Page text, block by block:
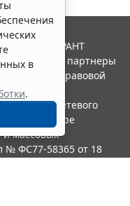
в
.
Система ГАРАНТ
и ее партнеры
правовой
качестве сетевого
в сфере
массовых
№ ФС77-58365 от 18